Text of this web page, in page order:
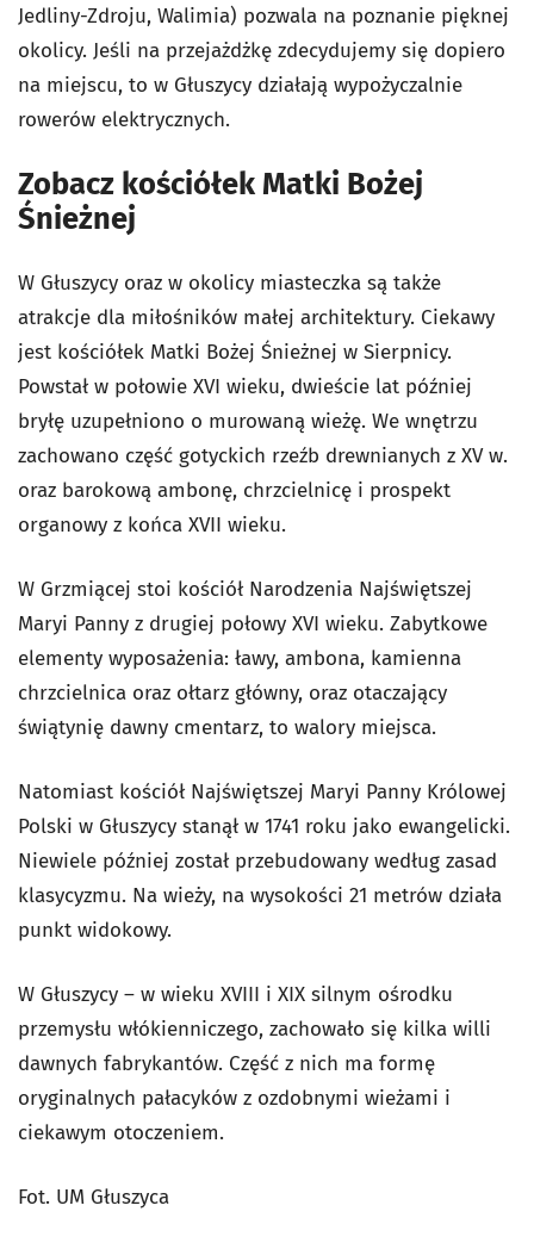
Jedliny-Zdroju, Walimia) pozwala na poznanie pięknej
okolicy. Jeśli na przejażdżkę zdecydujemy się dopiero
na miejscu, to w Głuszycy działają wypożyczalnie
rowerów elektrycznych.
Zobacz kościółek Matki Bożej
Śnieżnej
W Głuszycy oraz w okolicy miasteczka są także
atrakcje dla miłośników małej architektury. Ciekawy
jest kościółek Matki Bożej Śnieżnej w Sierpnicy.
Powstał w połowie XVI wieku, dwieście lat później
bryłę uzupełniono o murowaną wieżę. We wnętrzu
zachowano część gotyckich rzeźb drewnianych z XV w.
oraz barokową ambonę, chrzcielnicę i prospekt
organowy z końca XVII wieku.
W Grzmiącej stoi kościół Narodzenia Najświętszej
Maryi Panny z drugiej połowy XVI wieku. Zabytkowe
elementy wyposażenia: ławy, ambona, kamienna
chrzcielnica oraz ołtarz główny, oraz otaczający
świątynię dawny cmentarz, to walory miejsca.
Natomiast kościół Najświętszej Maryi Panny Królowej
Polski w Głuszycy stanął w 1741 roku jako ewangelicki.
Niewiele później został przebudowany według zasad
klasycyzmu. Na wieży, na wysokości 21 metrów działa
punkt widokowy.
W Głuszycy – w wieku XVIII i XIX silnym ośrodku
przemysłu włókienniczego, zachowało się kilka willi
dawnych fabrykantów. Część z nich ma formę
oryginalnych pałacyków z ozdobnymi wieżami i
ciekawym otoczeniem.
Fot. UM Głuszyca